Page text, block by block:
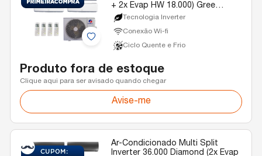
+ 2x Evap HW 18.000) Gree
Quente/Frio R-32 220v
Tecnologia Inverter
Conexão Wi-fi
Ciclo Quente e Frio
Produto fora de estoque
Clique aqui para ser avisado quando chegar
Avise-me
Ar-Condicionado Multi Split
Inverter 36.000 Diamond (2x Evap